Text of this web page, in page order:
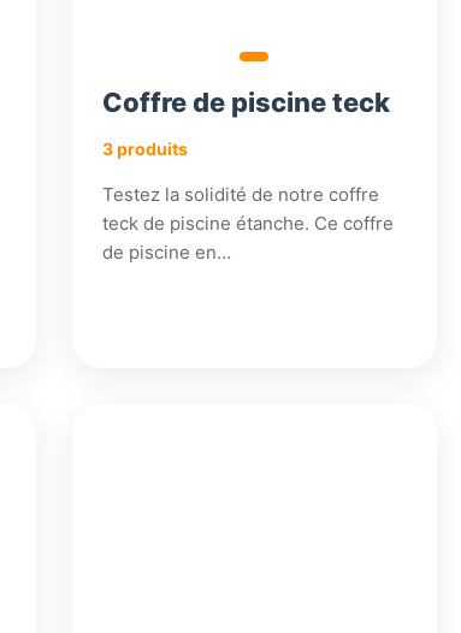
Coffre de piscine teck
3 produits
Testez la solidité de notre coffre
teck de piscine étanche. Ce coffre
de piscine en…